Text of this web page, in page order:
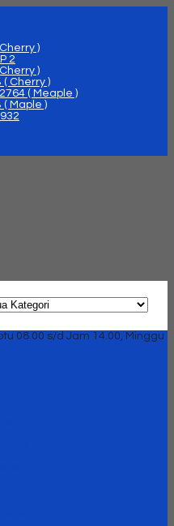
)
2
)
( Cherry )
( Meaple )
( Maple )
08.00 s/d Jam 14.00, Minggu